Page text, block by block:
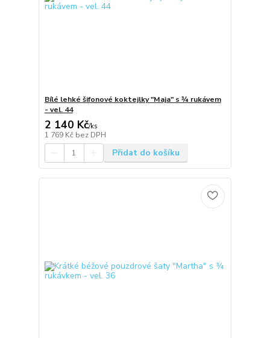
Bílé lehké šifonové koktejlky "Maja" s ¾ rukávem
- vel. 44
2 140 Kč/ks
1 769 Kč bez DPH
Přidat do košíku